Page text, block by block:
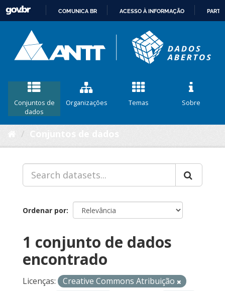
CONTEÚDO
COMUNICA BR ACESSO À INFORMAÇÃO
Conjuntos de
dados
Organizações Temas Sobre
Ordenar por
1 conjunto de dados
encontrado
Licenças:
Creative Commons Atribuição